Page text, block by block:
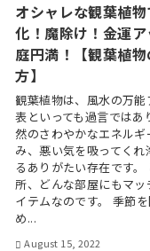
オシャレな観葉植
化！魔除け！金運
庭円満！【観葉植
方】
観葉植物は、風水の万
表といっても過言ではあ
然のさわやかなエネルギ
み、悪い気を吸ってく
るありがたい存在です。
所、どんな部屋にもマッ
イテムなのです。 季節
め...
August 15, 2022